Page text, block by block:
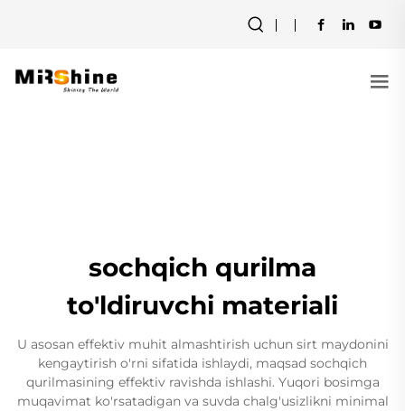
sochqich qurilma
to'ldiruvchi materiali
U asosan effektiv muhit almashtirish uchun sirt maydonini
kengaytirish o'rni sifatida ishlaydi, maqsad sochqich
qurilmasining effektiv ravishda ishlashi. Yuqori bosimga
muqavimat ko'rsatadigan va suvda chalg'usizlikni minimal